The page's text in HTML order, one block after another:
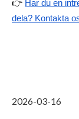
👉 Har du en
dela? Kontakta
2026-03-16